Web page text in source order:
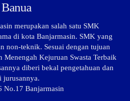
merupakan salah satu SMK
di kota Banjarmasin. SMK yang
non-teknik. Sesuai dengan tujuan
Menengah Kejuruan Swasta Terbaik
diberi bekal pengetahuan dan
jurusannya.
No.17 Banjarmasin